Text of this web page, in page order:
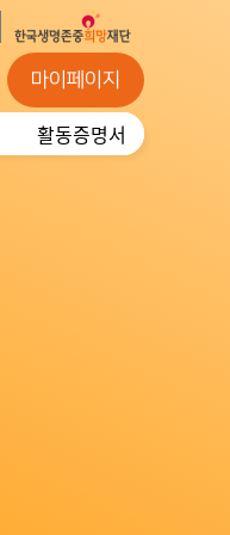
마이페이지
활동증명서